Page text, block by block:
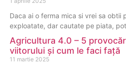
Daca ai o ferma mica si vrei sa obtii
exploatate, dar cautate pe piata,
Agricultura 4.0 – 5
viitorului și cum le faci față
11 martie 2025